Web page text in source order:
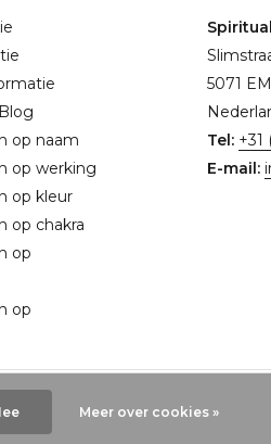
op naam
op werking
op kleur
op chakra
op
op
5071
Tel: +31
E-mail:
Meer over cookies »